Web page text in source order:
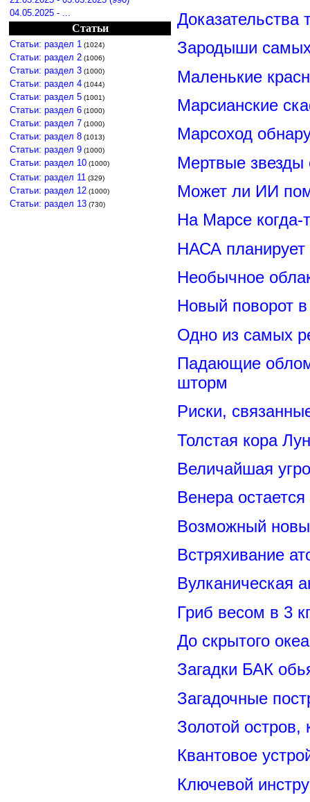
04.05.2025 - ...
Статьи
Статьи: раздел 1 (1024)
Статьи: раздел 2 (1006)
Статьи: раздел 3 (1000)
Статьи: раздел 4 (1044)
Статьи: раздел 5 (1001)
Статьи: раздел 6 (1000)
Статьи: раздел 7 (1000)
Статьи: раздел 8 (1013)
Статьи: раздел 9 (1000)
Статьи: раздел 10 (1000)
Статьи: раздел 11 (329)
Статьи: раздел 12 (1000)
Статьи: раздел 13 (730)
Доказательства
Зародыши самых
Маленькие
Марсианские
Марсоход
Мертвые звезды
Может ли ИИ
На Марсе когда-
НАСА
Необычное
Новый поворот
Одно из самых
Падающие
шторм
Риски,
Толстая кора
Величайшая
Венера
Возможный
Встряхивание
Вулканическая
Гриб весом в 3
До скрытого
Загадки БАК
Загадочные
Золотой остров,
Квантовое
Ключевой